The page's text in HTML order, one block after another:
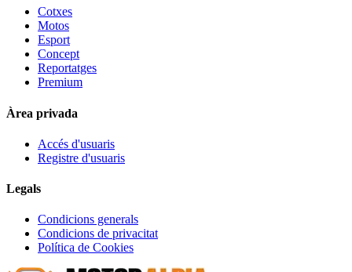
Cotxes
Motos
Esport
Concept
Reportatges
Premium
Àrea privada
Accés d'usuaris
Registre d'usuaris
Legals
Condicions generals
Condicions de privacitat
Política de Cookies